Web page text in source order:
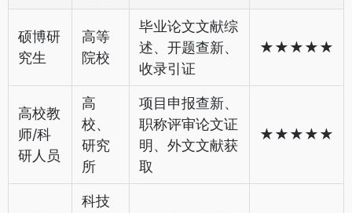
硕博研
究生
高等
院校
毕业论文文献综
述、开题查新、
收录引证
★★★★★
高校教
师/科
研人员
高
校、
研究
所
项目申报查新、
职称评审论文证
明、外文文献获
取
★★★★★
科技